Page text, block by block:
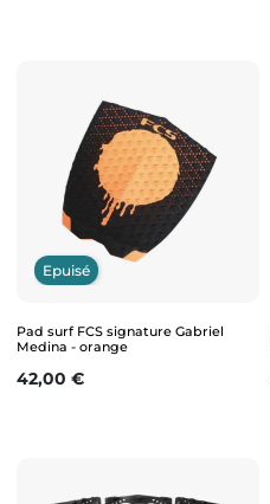
Epuisé
Pad surf FCS signature Gabriel
Medina - orange
Prix
42,00 €